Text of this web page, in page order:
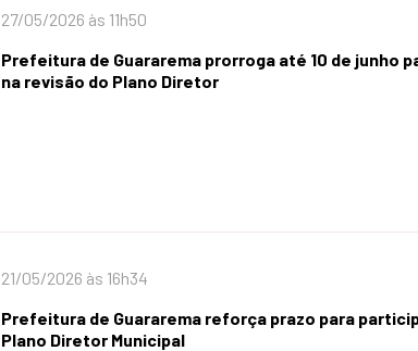
27/05/2026 às 11h50
Prefeitura de Guararema prorroga até 10 de junho
na revisão do Plano Diretor
21/05/2026 às 16h34
Prefeitura de Guararema reforça prazo para
Plano Diretor Municipal